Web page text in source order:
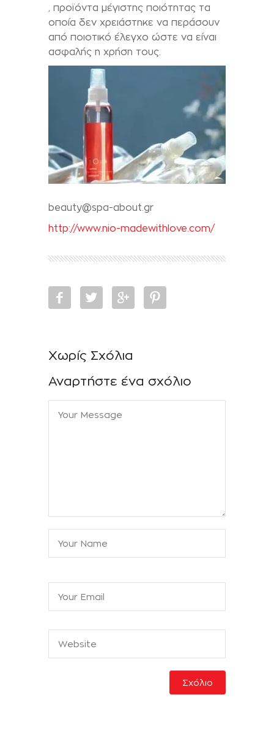
, προϊόντα μέγιστης ποιότητας τα
οποία δεν χρειάστηκε να περάσουν
από ποιοτικό έλεγχο ώστε να είναι
ασφαλής η χρήση τους.
beauty@spa-about.gr
http://www.nio-madewithlove.com/
Χωρίς Σχόλια
Αναρτήστε ένα σχόλιο